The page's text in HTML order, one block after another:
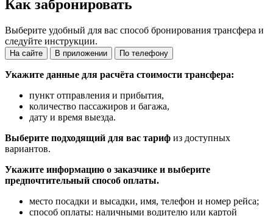
Как забронировать
Выберите удобный для вас способ бронирования трансфера и
следуйте инструкции.
На сайте В приложении По телефону
Укажите данные для расчёта стоимости трансфера:
пункт отправления и прибытия,
количество пассажиров и багажа,
дату и время выезда.
Выберите подходящий для вас тариф из доступных
вариантов.
Укажите информацию о заказчике и выберите
предпочтительный способ оплаты.
место посадки и высадки, имя, телефон и номер рейса;
способ оплаты: наличными водителю или картой